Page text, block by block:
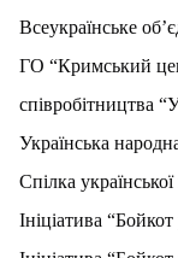
Всеукраїнське
ГО “Кримський
співробітництва
Українська
Спілка
Ініціатива